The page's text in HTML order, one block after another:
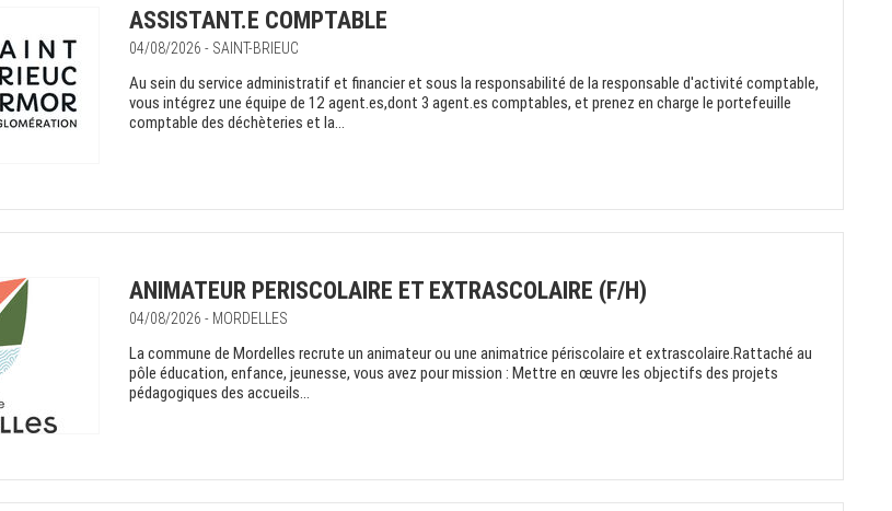
ASSISTANT.E COMPTABLE
04/08/2026 - SAINT-BRIEUC
Au sein du service administratif et financier et sous la responsabilité de la responsable d'activité comptable,
vous intégrez une équipe de 12 agent.es,dont 3 agent.es comptables, et prenez en charge le portefeuille
comptable des déchèteries et la...
ANIMATEUR PERISCOLAIRE ET EXTRASCOLAIRE (F/H)
04/08/2026 - MORDELLES
La commune de Mordelles recrute un animateur ou une animatrice périscolaire et extrascolaire.Rattaché au
pôle éducation, enfance, jeunesse, vous avez pour mission : Mettre en œuvre les objectifs des projets
pédagogiques des accueils...